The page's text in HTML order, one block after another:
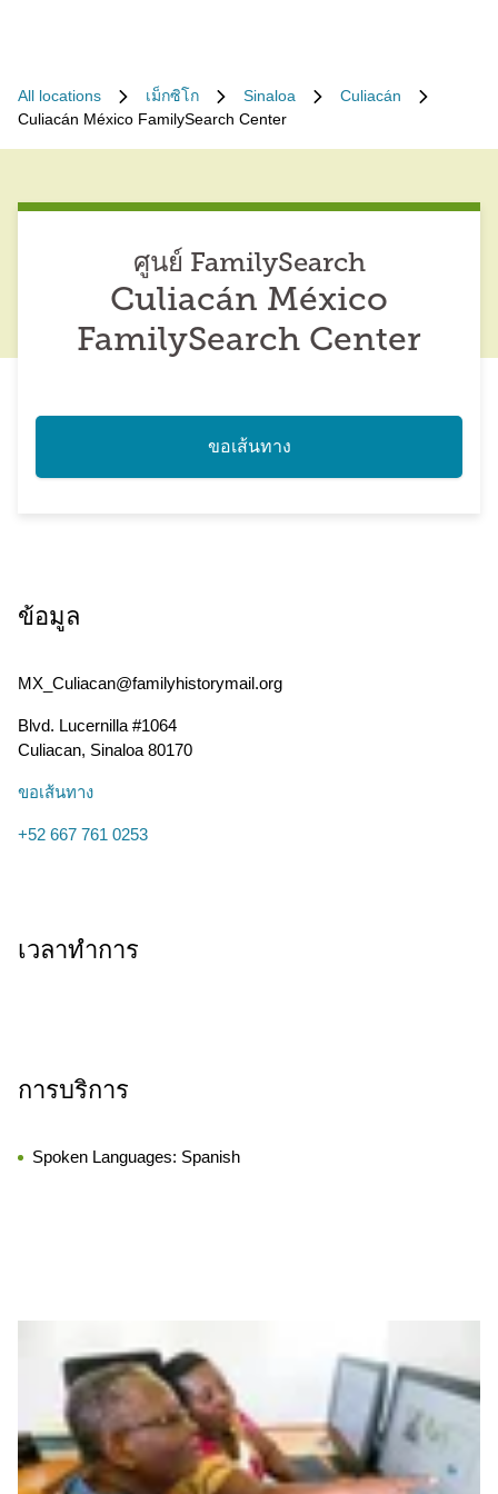
All locations เม็กซิโก Sinaloa
Culiacán
Culiacán México FamilySearch Center
ศูนย์ FamilySearch
Culiacán México
FamilySearch Center
ขอเส้นทาง
ข้อมูล
MX_Culiacan@familyhistorymail.org
Blvd. Lucernilla #1064
Culiacan, Sinaloa 80170
ขอเส้นทาง
+52 667 761 0253
เวลาทำการ
การบริการ
Spoken Languages: Spanish